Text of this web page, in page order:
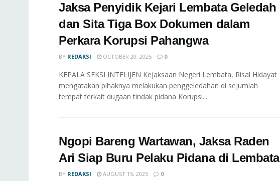
Jaksa Penyidik Kejari Lembata Geledah
dan Sita Tiga Box Dokumen dalam
Perkara Korupsi Pahangwa
BY REDAKSI OCTOBER 20, 2025 0
KEPALA SEKSI INTELIJEN Kejaksaan Negeri Lembata, Risal Hidayat
mengatakan pihaknya melakukan penggeledahan di sejumlah
tempat terkait dugaan tindak pidana Korupsi...
Ngopi Bareng Wartawan, Jaksa Raden
Ari Siap Buru Pelaku Pidana di Lembata
BY REDAKSI AUGUST 15, 2025 0